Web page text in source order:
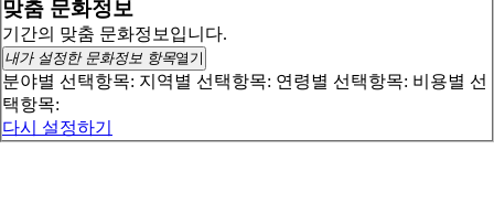
맞춤 문화정보
기간의 맞춤 문화정보입니다.
내가 설정한 문화정보 항목열기
분야별 선택항목: 지역별 선택항목: 연령별 선택항목: 비용별 선
택항목:
다시 설정하기